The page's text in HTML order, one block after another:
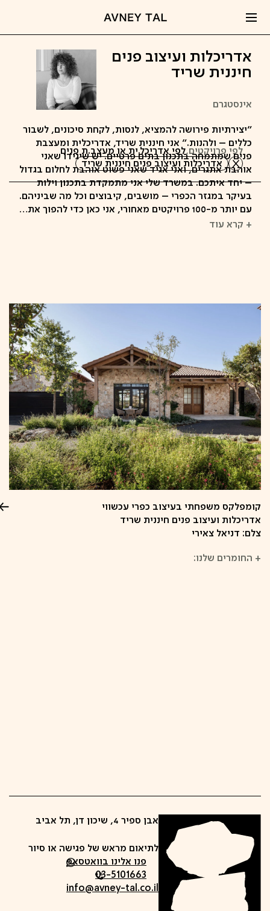
לתוכן
לפי פרויקטים,לפי אדריכל.ית או מעצב.ת פנים
אדריכלות ועיצוב פנים חיננית שריד
אדריכלות ועיצוב פנים
חיננית שריד
אינסטגרם
"יצירתיות פירושה להמציא, לנסות, לקחת סיכונים, לשבור
כללים – ולהנות." אני חיננית שריד, אדריכלית ומעצבת
פנים שמתמחה בתכנון בתים פרטיים. יש שיגידו שאני
אוהבת אתגרים, ואני אגיד שאני פשוט אוהבת לחלום בגדול
– יחד איתכם. במשרד שלי אני מתמקדת בתכנון וילות
בעיקר במגזר הכפרי – מושבים, קיבוצים וכל מה שביניהם.
עם יותר מ-100 פרויקטים מאחורי, אני כאן כדי להפוך את…
+ קרא עוד
קומפלקס משפחתי בעיצוב כפרי עכשווי
אדריכלות ועיצוב פנים חיננית שריד
צלם: דניאל צאירי
+ החומרים שלנו:
אבן ספיר 4, שיכון דן, תל אביב
לתיאום מראש של פגישה או סיור
פנו אלינו בוואטסאפ
03-5101663
info@avney-tal.co.il